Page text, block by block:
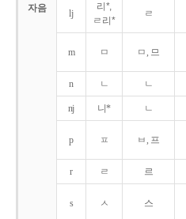
자음 lj
리*,
ㄹ리*
ㄹ
m ㅁ ㅁ, 므
n ㄴ ㄴ
nj 니* ㄴ
p ㅍ ㅂ, 프
r ㄹ 르
s ㅅ 스